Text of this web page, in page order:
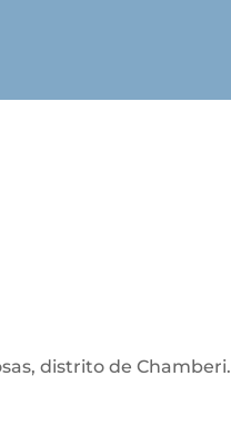
distrito de Chamberi.